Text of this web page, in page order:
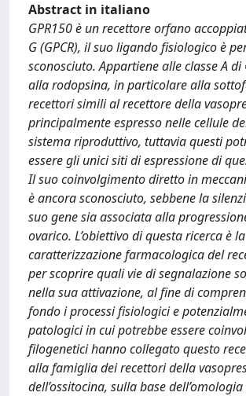
Abstract in italiano
GPR150 è un recettore orfano
G (GPCR), il suo ligando fisiologico è
sconosciuto. Appartiene alle classe A di
alla rodopsina, in particolare alla
recettori simili al recettore della
principalmente espresso nelle cellule
sistema riproduttivo, tuttavia questi
essere gli unici siti di espressione di
Il suo coinvolgimento diretto in
è ancora sconosciuto, sebbene la
suo gene sia associata alla
ovarico. L’obiettivo di questa ricerca è la
caratterizzazione farmacologica del
per scoprire quali vie di segnalazione
nella sua attivazione, al fine di
fondo i processi fisiologici e
patologici in cui potrebbe essere
filogenetici hanno collegato questo
alla famiglia dei recettori della
dell’ossitocina, sulla base